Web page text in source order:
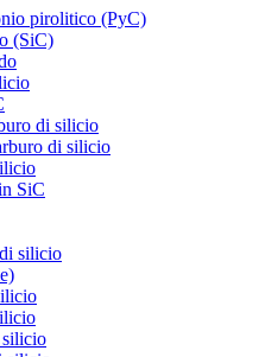
pirolitico (PyC)
(SiC)
di silicio
di silicio
SiC
silicio
silicio